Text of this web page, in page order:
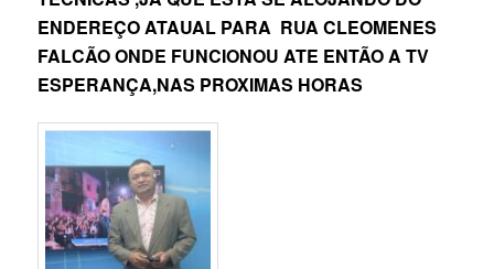
ENDEREÇO ATAUAL PARA RUA CLEOMENES
FALCÃO ONDE FUNCIONOU ATE ENTÃO A TV
ESPERANÇA,NAS PROXIMAS HORAS